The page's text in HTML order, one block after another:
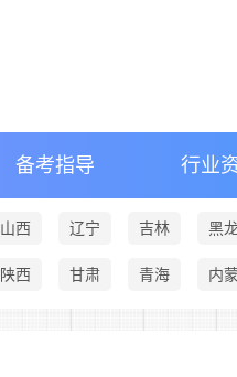
备考指导 行业
山西 辽宁 吉林 黑
陕西 甘肃 青海 内